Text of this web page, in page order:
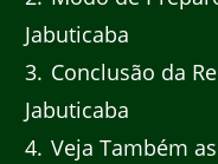
Jabuticaba
3 Conclusão da
Jabuticaba
4 Veja Também